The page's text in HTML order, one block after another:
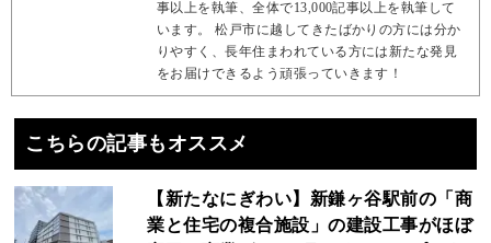
事以上を執筆、全体で13,000記事以上を執筆して
います。 松戸市に越してきたばかりの方には分か
りやすく、長年住まわれている方には新たな発見
をお届けできるよう頑張っていきます！
こちらの記事もオススメ
【新たなにぎわい】新鎌ヶ谷駅前の「商
業と住宅の複合施設」の建設工事がほぼ